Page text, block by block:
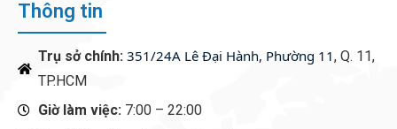
Thông tin
Trụ sở chính: 351/24A Lê Đại Hành, Phường 11, Q. 11,
TP.HCM
Giờ làm việc: 7:00 – 22:00